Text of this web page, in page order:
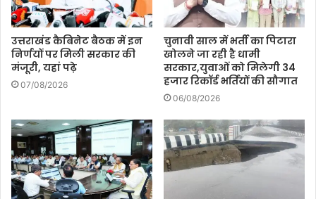
उत्तराखंड कैबिनेट बैठक में इन
निर्णयों पर मिली सरकार की
मंजूरी, यहां पढ़े
07/08/2026
चुनावी साल में भर्ती का पिटारा
खोलने जा रही है धामी
सरकार,युवाओं को मिलेगी 34
हजार रिकॉर्ड भर्तियों की सौगात
06/08/2026